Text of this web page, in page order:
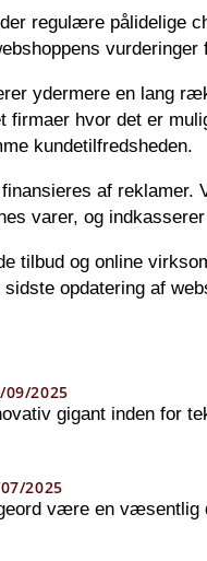
regulære pålidelige
vurderinger
ydermere en lang
firmaer hvor det er
kundetilfredsheden.
af reklamer.
varer, og
tilbud og online
opdatering af
09/2025
gigant inden for
2025
være en væsentlig